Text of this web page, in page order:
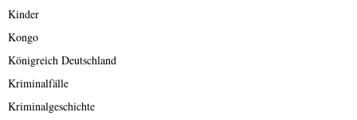
Kinder
Kongo
Königreich Deutschland
Kriminalfälle
Kriminalgeschichte